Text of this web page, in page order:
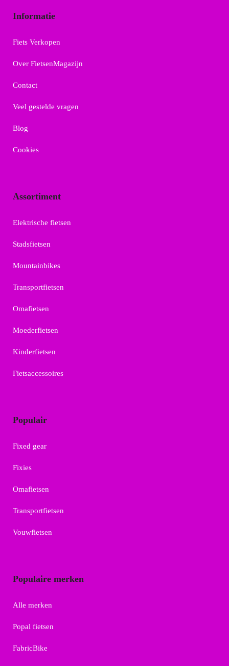
Informatie
Fiets Verkopen
Over FietsenMagazijn
Contact
Veel gestelde vragen
Blog
Cookies
Assortiment
Elektrische fietsen
Stadsfietsen
Mountainbikes
Transportfietsen
Omafietsen
Moederfietsen
Kinderfietsen
Fietsaccessoires
Populair
Fixed gear
Fixies
Omafietsen
Transportfietsen
Vouwfietsen
Populaire merken
Alle merken
Popal fietsen
FabricBike